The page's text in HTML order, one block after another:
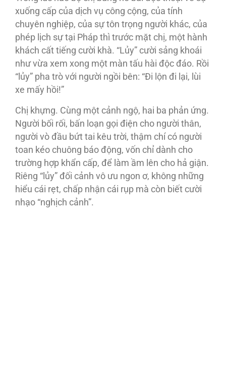
xuống cấp của dịch vụ công cộng, của tính
chuyên nghiệp, của sự tôn trọng người khác, của
phép lịch sự tại Pháp thì trước mặt chị, một hành
khách cất tiếng cười khà. “Lủy” cười sảng khoái
như vừa xem xong một màn tấu hài độc đáo. Rồi
“lủy” pha trò với người ngồi bên: “Đi lộn đi lại, lùi
xe mấy hồi!”
Chị khựng. Cùng một cảnh ngộ, hai ba phản ứng.
Người bối rối, bấn loạn gọi điện cho người thân,
người vò đầu bứt tai kêu trời, thậm chí có người
toan kéo chuông báo động, vốn chỉ dành cho
trường hợp khẩn cấp, để làm ầm lên cho hả giận.
Riêng “lủy” đối cảnh vô ưu ngon ơ, không những
hiểu cái rẹt, chấp nhận cái rụp mà còn biết cười
nhạo “nghịch cảnh”.